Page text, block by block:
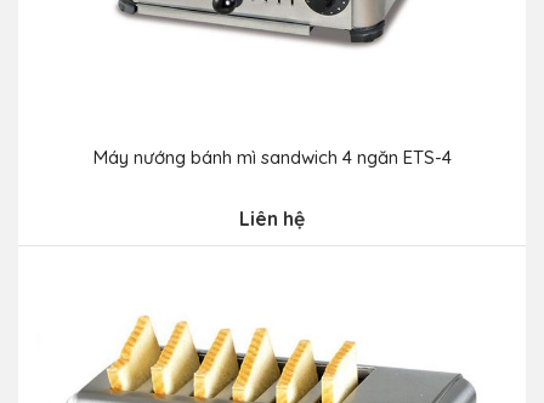
Máy nướng bánh mì sandwich 4 ngăn ETS-4
Liên hệ